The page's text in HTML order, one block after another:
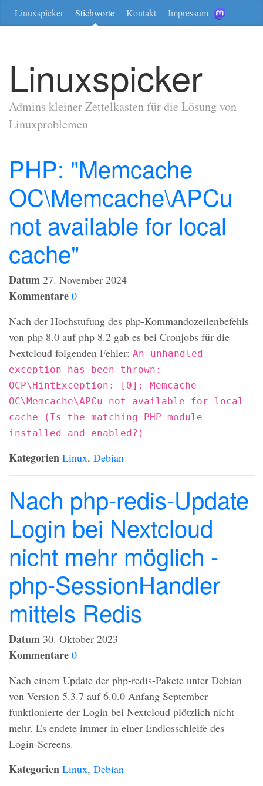
Linuxspicker Stichworte Kontakt Impressum
Linuxspicker
Admins kleiner Zettelkasten für die Lösung von
Linuxproblemen
PHP: "Memcache
OC\Memcache\APCu
not available for local
cache"
Datum 27. November 2024
Kommentare 0
Nach der Hochstufung des php-Kommandozeilenbefehls
von php 8.0 auf php 8.2 gab es bei Cronjobs für die
Nextcloud folgenden Fehler: An unhandled
exception has been thrown:
OCP\HintException: [0]: Memcache
OC\Memcache\APCu not available for local
cache (Is the matching PHP module
installed and enabled?)
Kategorien Linux, Debian
Nach php-redis-Update
Login bei Nextcloud
nicht mehr möglich -
php-SessionHandler
mittels Redis
Datum 30. Oktober 2023
Kommentare 0
Nach einem Update der php-redis-Pakete unter Debian
von Version 5.3.7 auf 6.0.0 Anfang September
funktionierte der Login bei Nextcloud plötzlich nicht
mehr. Es endete immer in einer Endlosschleife des
Login-Screens.
Kategorien Linux, Debian